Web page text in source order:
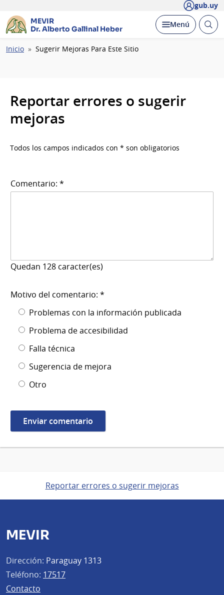
gub.uy
MEVIR
Dr. Alberto Gallinal Heber
Desplegar
Menú Abrir
Ruta
Inicio Sugerir Mejoras Para Este Sitio
Reportar errores o sugerir
mejoras
Todos los campos indicados con * son obligatorios
Comentario: *
Quedan 128 caracter(es)
Motivo del comentario: *
Problemas con la información publicada
Problema de accesibilidad
Falla técnica
Sugerencia de mejora
Otro
Reportar errores o sugerir mejoras
MEVIR
Dirección: Paraguay 1313
Teléfono: 17517
Contacto